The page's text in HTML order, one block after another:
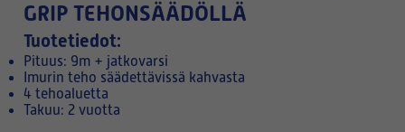
GRIP TEHONSÄÄDÖLLÄ
Tuotetiedot:
Pituus: 9m + jatkovarsi
Imurin teho säädettävissä kahvasta
4 tehoaluetta
Takuu: 2 vuotta